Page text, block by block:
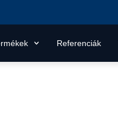
Referenciák